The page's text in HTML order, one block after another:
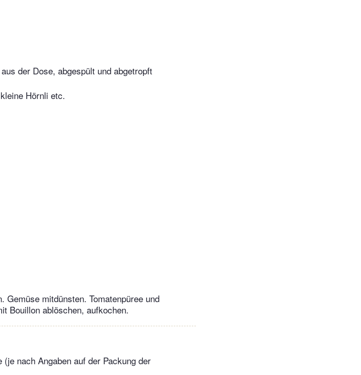
der Dose, abgespült und abgetropft
Hörnli etc.
Gemüse mitdünsten. Tomatenpüree und
Bouillon ablöschen, aufkochen.
nach Angaben auf der Packung der